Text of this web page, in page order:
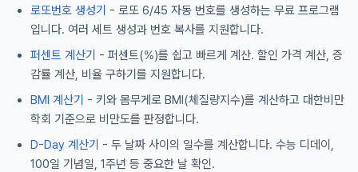
로또번호 생성기 - 로또 6/45 자동 번호를 생성하는 무료 프로그램
입니다. 여러 세트 생성과 번호 복사를 지원합니다.
퍼센트 계산기 - 퍼센트(%)를 쉽고 빠르게 계산. 할인 가격 계산, 증
감률 계산, 비율 구하기를 지원합니다.
BMI 계산기 - 키와 몸무게로 BMI(체질량지수)를 계산하고 대한비만
학회 기준으로 비만도를 판정합니다.
D-Day 계산기 - 두 날짜 사이의 일수를 계산합니다. 수능 디데이,
100일 기념일, 1주년 등 중요한 날 확인.